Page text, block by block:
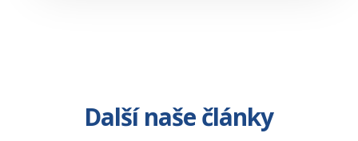
Další naše články